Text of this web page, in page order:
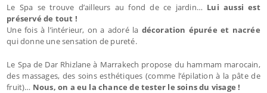
Le Spa se trouve d’ailleurs au fond de ce jardin… Lui aussi est
préservé de tout !
Une fois à l’intérieur, on a adoré la décoration épurée et nacrée
qui donne une sensation de pureté.
Le Spa de Dar Rhizlane à Marrakech propose du hammam marocain,
des massages, des soins esthétiques (comme l’épilation à la pâte de
fruit)… Nous, on a eu la chance de tester le soins du visage !